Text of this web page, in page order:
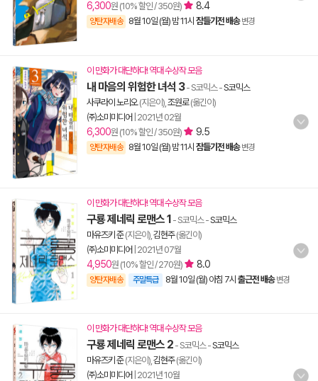
6,300원 (10% 할인 / 350원) 8.4
양탄자배송 8월 10일 (월) 밤 11시 잠들기전 배송 변경
이 만화가 대단하다! 역대 수상작 모음
내 마음의 위험한 녀석 3- S코믹스-S코믹스
사쿠라이 노리오(지은이), 조원로(옮긴이)
㈜소미미디어 2021년 02월
6,300원 (10% 할인 / 350원) 9.5
양탄자배송 8월 10일 (월) 밤 11시 잠들기전 배송 변경
이 만화가 대단하다! 역대 수상작 모음
구룡 제네릭 로맨스 1 - S코믹스-S코믹스
마유즈키 준(지은이), 김현주(옮긴이)
㈜소미미디어 2021년 07월
4,950원 (10% 할인 / 270원) 8.0
양탄자배송 주말특급 8월 10일 (월) 아침 7시 출근전 배송 변경
이 만화가 대단하다! 역대 수상작 모음
구룡 제네릭 로맨스 2 - S코믹스-S코믹스
마유즈키 준(지은이), 김현주(옮긴이)
㈜소미미디어 2021년 10월